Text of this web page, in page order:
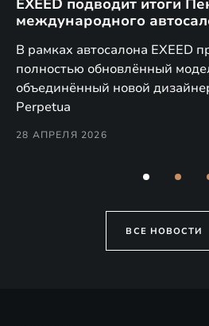
международного
В рамках автосалона EXEED
полностью обновлённый
объединённый новой
Perpetua
28 АПРЕЛЯ 2026
ВСЕ НОВОСТИ